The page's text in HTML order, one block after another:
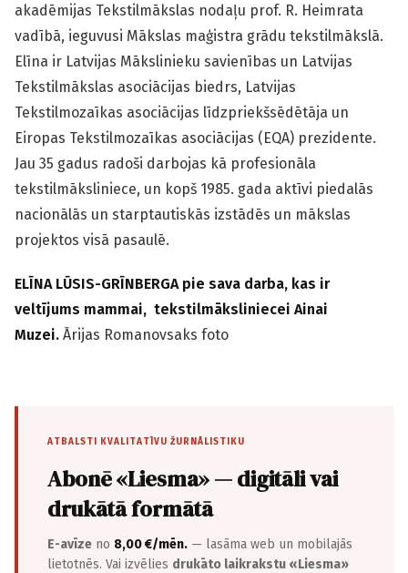
akadēmijas Tekstilmākslas nodaļu prof. R. Heimrata
vadībā, ieguvusi Mākslas maģistra grādu tekstilmākslā.
Elīna ir Latvijas Mākslinieku savienības un Latvijas
Tekstilmākslas asociācijas biedrs, Latvijas
Tekstilmozaīkas asociācijas līdzpriekšsēdētāja un
Eiropas Tekstilmozaīkas asociācijas (EQA) prezidente.
Jau 35 gadus radoši darbojas kā profesionāla
tekstilmāksliniece, un kopš 1985. gada aktīvi piedalās
nacionālās un starptautiskās izstādēs un mākslas
projektos visā pasaulē.
ELĪNA LŪSIS-GRĪNBERGA pie sava darba, kas ir
veltījums mammai, tekstilmāksliniecei Ainai
Muzei. Ārijas Romanovsaks foto
ATBALSTI KVALITATĪVU ŽURNĀLISTIKU
Abonē «Liesma» — digitāli vai
drukātā formātā
E-avīze no 8,00 €/mēn. — lasāma web un mobilajās
lietotnēs. Vai izvēlies drukāto laikrakstu «Liesma»